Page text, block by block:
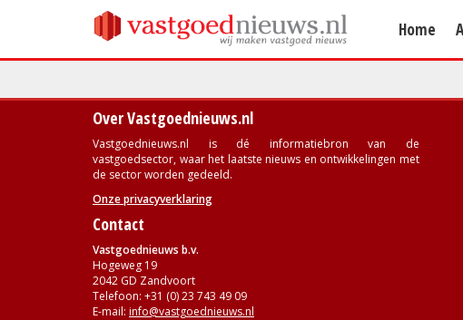
Home
Over Vastgoednieuws.nl
Vastgoednieuws.nl is dé informatiebron van de
vastgoedsector, waar het laatste nieuws en ontwikkelingen met
de sector worden gedeeld.
Onze privacyverklaring
Contact
Vastgoednieuws b.v.
Hogeweg 19
2042 GD Zandvoort
Telefoon: +31 (0) 23 743 49 09
E-mail: info@vastgoednieuws.nl